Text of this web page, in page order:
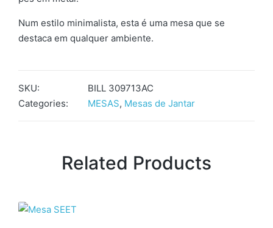
Num estilo minimalista, esta é uma mesa que se
destaca em qualquer ambiente.
SKU:
BILL 309713AC
Categories:
MESAS, Mesas de Jantar
Related Products